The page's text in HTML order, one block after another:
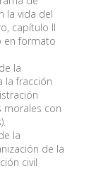
la vida del
capítulo II
en formato
la
la fracción
morales con
la
de la
civil